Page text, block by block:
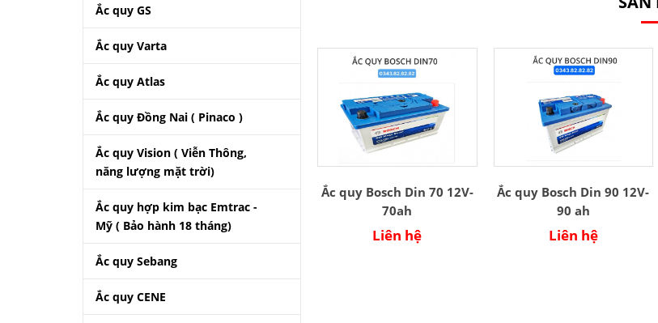
Ắc quy GS
Ắc quy Varta
Ắc quy Atlas
Ắc quy Đồng Nai ( Pinaco )
Ắc quy Vision ( Viễn Thông,
năng lượng mặt trời)
Ắc quy hợp kim bạc Emtrac -
Mỹ ( Bảo hành 18 tháng)
Ắc quy Sebang
Ắc quy CENE
Ắc quy Bosch Din 70 12V-
70ah
Liên hệ
Ắc quy Bosch Din 90 12V-
90 ah
Liên hệ